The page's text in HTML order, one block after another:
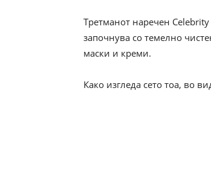
Третманот наречен
започнува со темелно
маски и креми.
Како изгледа сето тоа, во